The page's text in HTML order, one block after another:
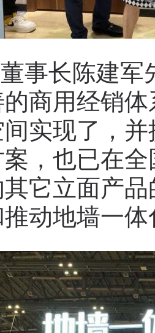
事长陈建军
商用经销
实现了，
，也已在
它立面产
动地墙一